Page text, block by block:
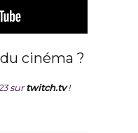
cinéma ?
surtwitch.tv !